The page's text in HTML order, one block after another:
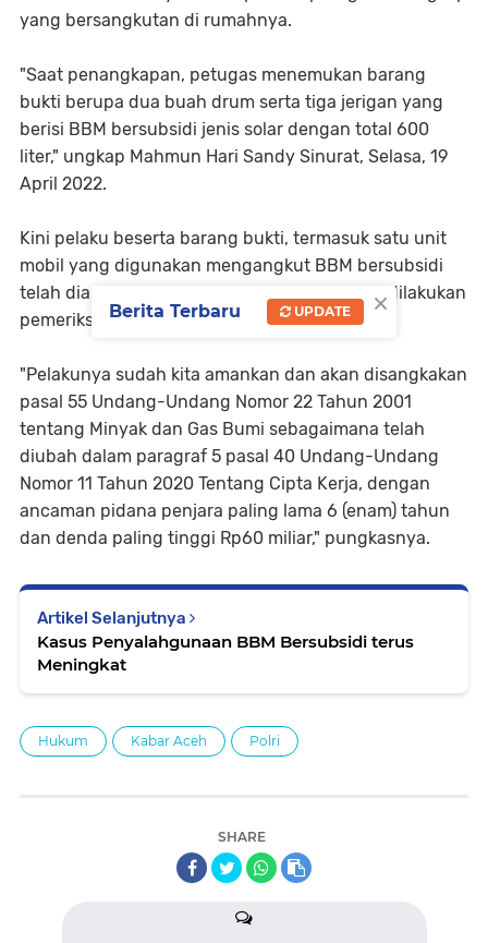
yang bersangkutan di rumahnya.
"Saat penangkapan, petugas menemukan barang
bukti berupa dua buah drum serta tiga jerigan yang
berisi BBM bersubsidi jenis solar dengan total 600
liter," ungkap Mahmun Hari Sandy Sinurat, Selasa, 19
April 2022.
Kini pelaku beserta barang bukti, termasuk satu unit
mobil yang digunakan mengangkut BBM bersubsidi
telah diamankan ke Polres Aceh Timur untuk dilakukan
pemeriksaan lebih lanjut.
"Pelakunya sudah kita amankan dan akan disangkakan
pasal 55 Undang-Undang Nomor 22 Tahun 2001
tentang Minyak dan Gas Bumi sebagaimana telah
diubah dalam paragraf 5 pasal 40 Undang-Undang
Nomor 11 Tahun 2020 Tentang Cipta Kerja, dengan
ancaman pidana penjara paling lama 6 (enam) tahun
dan denda paling tinggi Rp60 miliar," pungkasnya.
Artikel Selanjutnya
Kasus Penyalahgunaan BBM Bersubsidi terus
Meningkat
Hukum Kabar Aceh Polri
SHARE
×
Berita Terbaru UPDATE